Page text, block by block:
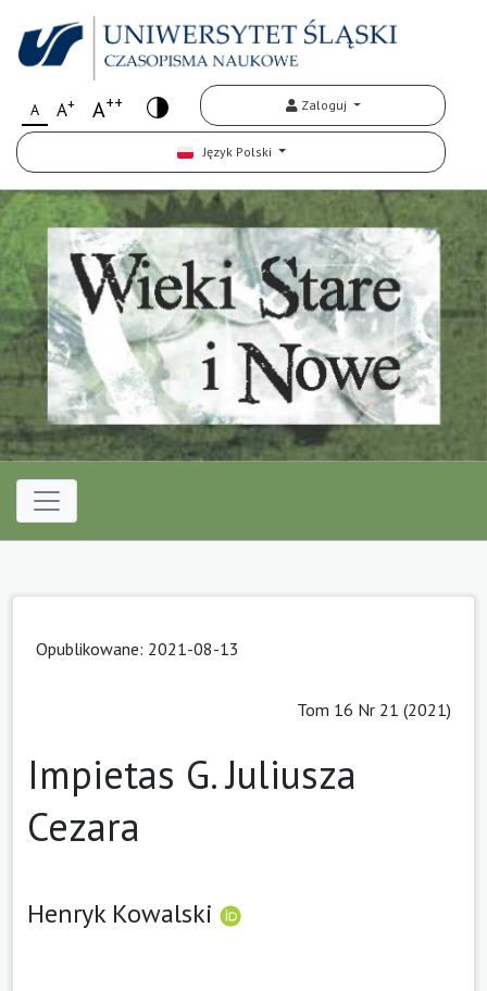
A A+ A++ Zaloguj
Język Polski
Opublikowane: 2021-08-13
Tom 16 Nr 21 (2021)
Impietas G. Juliusza
Cezara
Henryk Kowalski